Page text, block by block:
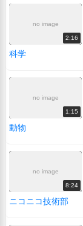
no image
2:16
科学
no image
1:15
動物
no image
8:24
ニコニコ技術部